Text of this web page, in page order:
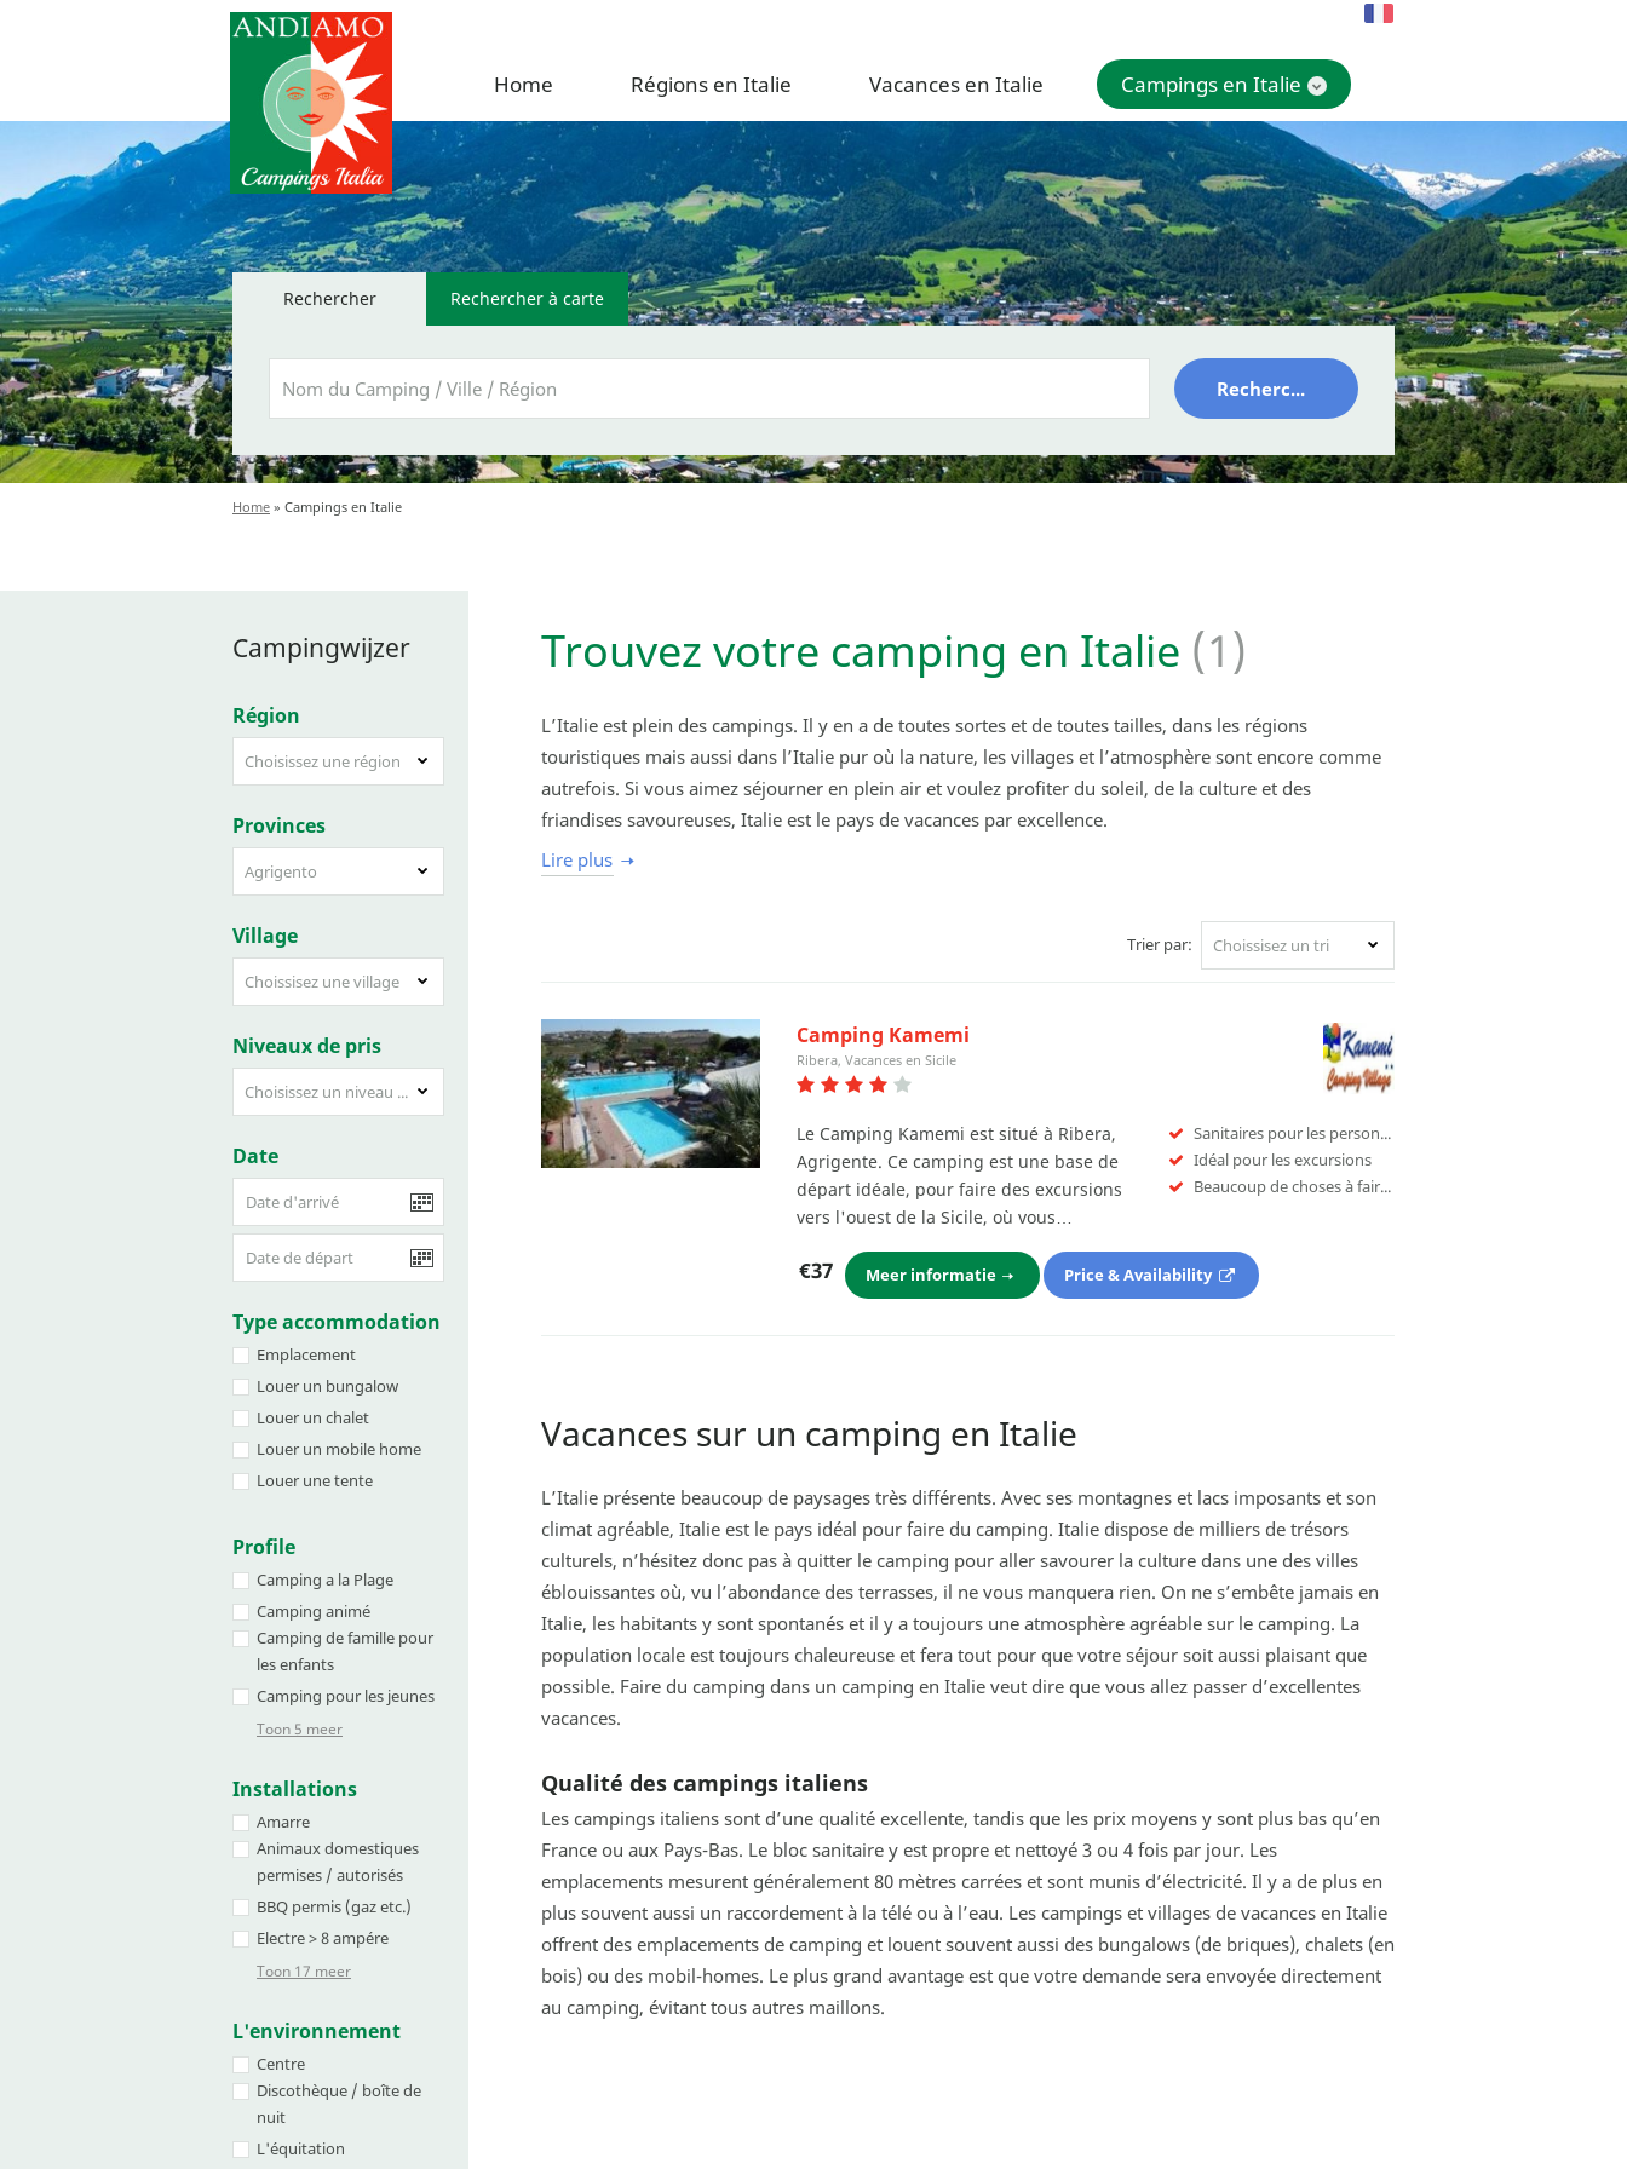
Home Régions en Italie Vacances en Italie Campings en Italie
Rechercher Rechercher à carte
Rechercher
Home » Campings en Italie
Campingwijzer
Région
Choisissez une région
Provinces
Agrigento
Village
Choissisez une village
Niveaux de pris
Choisissez un niveau de pris
Date
Type accommodation
Emplacement
Louer un bungalow
Louer un chalet
Louer un mobile home
Louer une tente
Profile
Camping a la Plage
Camping animé
Camping de famille pour
les enfants
Camping pour les jeunes
Toon 5 meer
Installations
Amarre
Animaux domestiques
permises / autorisés
BBQ permis (gaz etc.)
Electre > 8 ampére
Toon 17 meer
L'environnement
Centre
Discothèque / boîte de
nuit
L'équitation
Trouvez votre camping en Italie (1)
L’Italie est plein des campings. Il y en a de toutes sortes et de toutes tailles, dans les régions
touristiques mais aussi dans l’Italie pur où la nature, les villages et l’atmosphère sont encore comme
autrefois. Si vous aimez séjourner en plein air et voulez profiter du soleil, de la culture et des
friandises savoureuses, Italie est le pays de vacances par excellence.
Lire plus
Trier par: Choissisez un tri
Camping Kamemi
Ribera, Vacances en Sicile
Le Camping Kamemi est situé à Ribera,
Agrigente. Ce camping est une base de
départ idéale, pour faire des excursions
vers l'ouest de la Sicile, où vous…
Sanitaires pour les personnes à mobilité réduite
Idéal pour les excursions
Beaucoup de choses à faire pour les enfants
€37 Meer informatie Price & Availability
Vacances sur un camping en Italie
L’Italie présente beaucoup de paysages très différents. Avec ses montagnes et lacs imposants et son
climat agréable, Italie est le pays idéal pour faire du camping. Italie dispose de milliers de trésors
culturels, n’hésitez donc pas à quitter le camping pour aller savourer la culture dans une des villes
éblouissantes où, vu l’abondance des terrasses, il ne vous manquera rien. On ne s’embête jamais en
Italie, les habitants y sont spontanés et il y a toujours une atmosphère agréable sur le camping. La
population locale est toujours chaleureuse et fera tout pour que votre séjour soit aussi plaisant que
possible. Faire du camping dans un camping en Italie veut dire que vous allez passer d’excellentes
vacances.
Qualité des campings italiens
Les campings italiens sont d’une qualité excellente, tandis que les prix moyens y sont plus bas qu’en
France ou aux Pays-Bas. Le bloc sanitaire y est propre et nettoyé 3 ou 4 fois par jour. Les
emplacements mesurent généralement 80 mètres carrées et sont munis d’électricité. Il y a de plus en
plus souvent aussi un raccordement à la télé ou à l’eau. Les campings et villages de vacances en Italie
offrent des emplacements de camping et louent souvent aussi des bungalows (de briques), chalets (en
bois) ou des mobil-homes. Le plus grand avantage est que votre demande sera envoyée directement
au camping, évitant tous autres maillons.